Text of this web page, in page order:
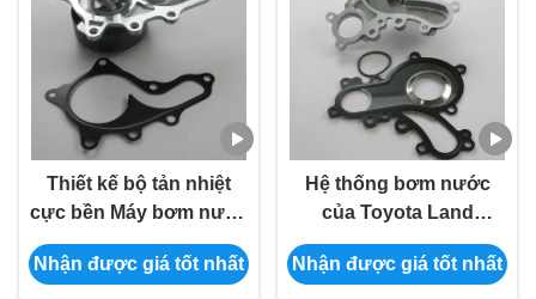
Thiết kế bộ tản nhiệt
cực bền Máy bơm nước
cho hệ thống làm mát ô
tô Toyota Series 16100-
Nhận được giá tốt nhất
Hệ thống bơm nước
của Toyota Land
Cruiser J200 Tundra
Nhận được giá tốt nhất